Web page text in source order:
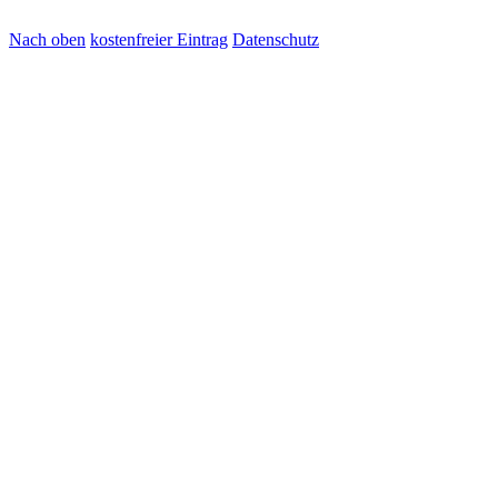
Nach oben kostenfreier Eintrag Datenschutz